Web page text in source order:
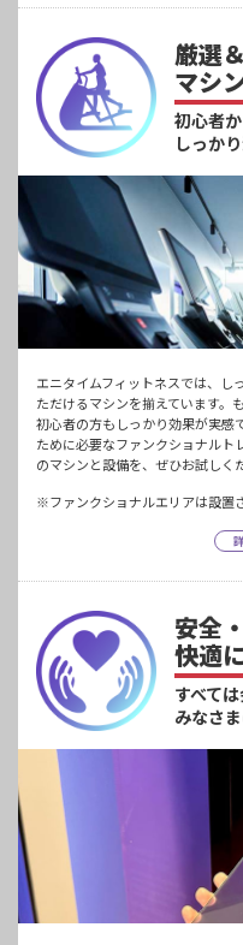
厳選
マシ
初心者か
しっか
エニタイムフィットネスでは、し
ただけるマシンを揃えています。
初心者の方もしっかり効果が実感
ために必要なファンクショナルト
のマシンと設備を、ぜひお試しく
※ファンクショナルエリアは設置
安全
快適
すべて
みなさ